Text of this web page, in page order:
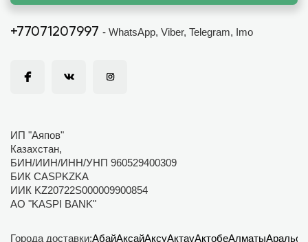
+77071207997 - WhatsApp, Viber, Telegram, Imo
ИП "Аяпов"
Казахстан,
БИН/ИИН/ИНН/УНП 960529400309
БИК CASPKZKA
ИИК KZ20722S000009900854
АО "KASPI BANK"
Города доставки:АбайАксайАксуАктауАктобеАлматыАральск